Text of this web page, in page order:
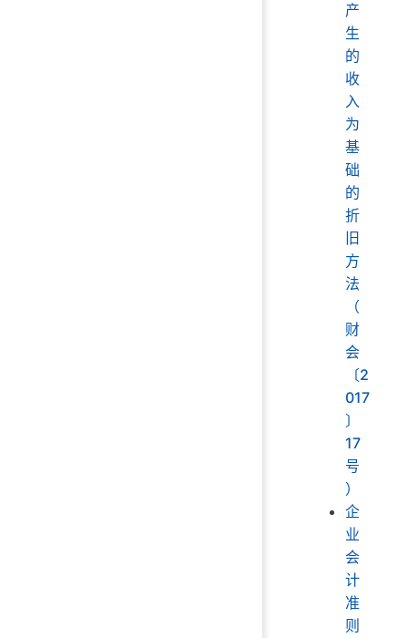
产
生
的
收
入
为
基
础
的
折
旧
方
法
（
财
会
〔2
017
〕
17
号
）
企
业
会
计
准
则